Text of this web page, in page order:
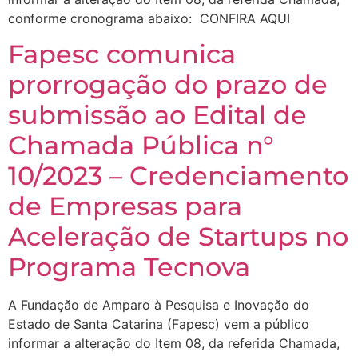
conforme cronograma abaixo: CONFIRA AQUI
Fapesc comunica
prorrogação do prazo de
submissão ao Edital de
Chamada Pública n°
10/2023 – Credenciamento
de Empresas para
Aceleração de Startups no
Programa Tecnova
A Fundação de Amparo à Pesquisa e Inovação do
Estado de Santa Catarina (Fapesc) vem a público
informar a alteração do Item 08, da referida Chamada,